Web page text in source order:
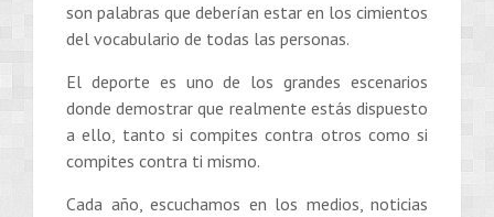
son palabras que deberían estar en los cimientos
del vocabulario de todas las personas.
El deporte es uno de los grandes escenarios
donde demostrar que realmente estás dispuesto
a ello, tanto si compites contra otros como si
compites contra ti mismo.
Cada año, escuchamos en los medios, noticias